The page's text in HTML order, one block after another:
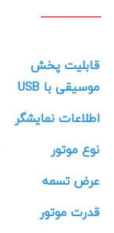
قابلیت پخش
موسیقی با USB
اطلاعات نمایشگر
نوع موتور
عرض تسمه
قدرت موتور